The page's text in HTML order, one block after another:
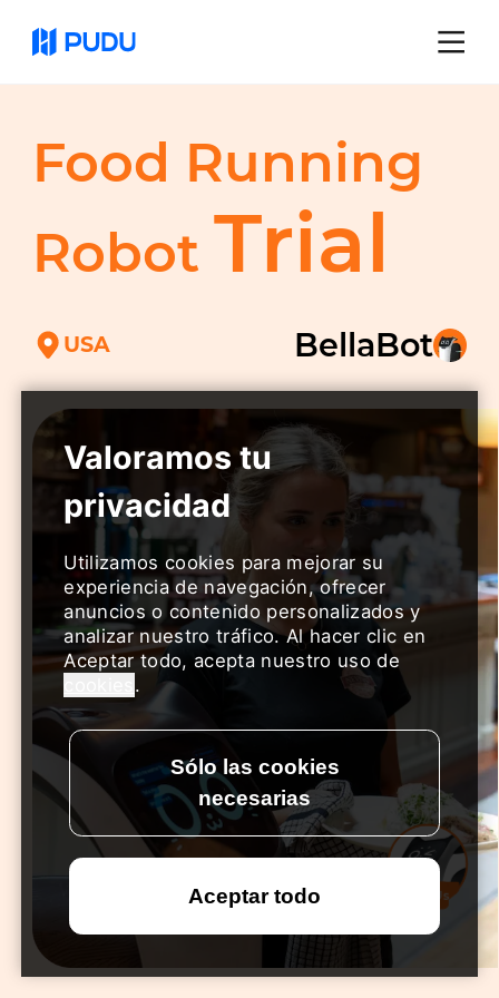
Food Running
Robot Trial
BellaBot
USA
Contact Us
Utilizamos cookies para mejorar su
experiencia de navegación, ofrecer
anuncios o contenido personalizados y
analizar nuestro tráfico. Al hacer clic en
Aceptar todo, acepta nuestro uso de
.